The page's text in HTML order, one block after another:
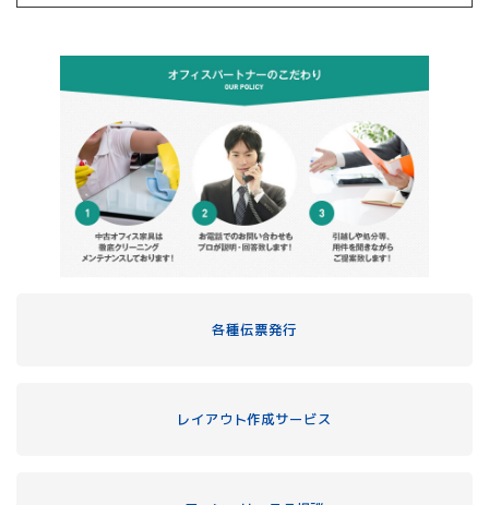
各種伝票発行
レイアウト作成サービス